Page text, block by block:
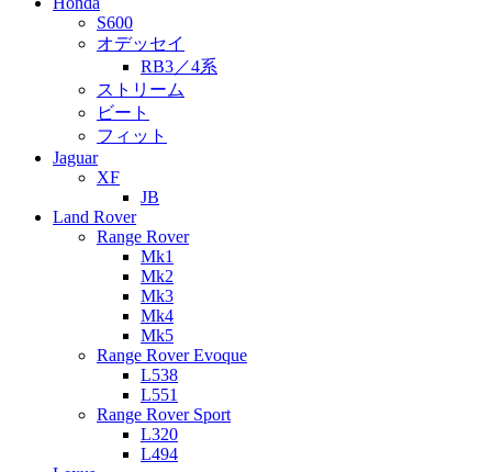
S600
オデッセイ
RB3／4系
ストリーム
ビート
フィット
Jaguar
XF
JB
Land Rover
Range Rover
Mk1
Mk2
Mk3
Mk4
Mk5
Range Rover Evoque
L538
L551
Range Rover Sport
L320
L494